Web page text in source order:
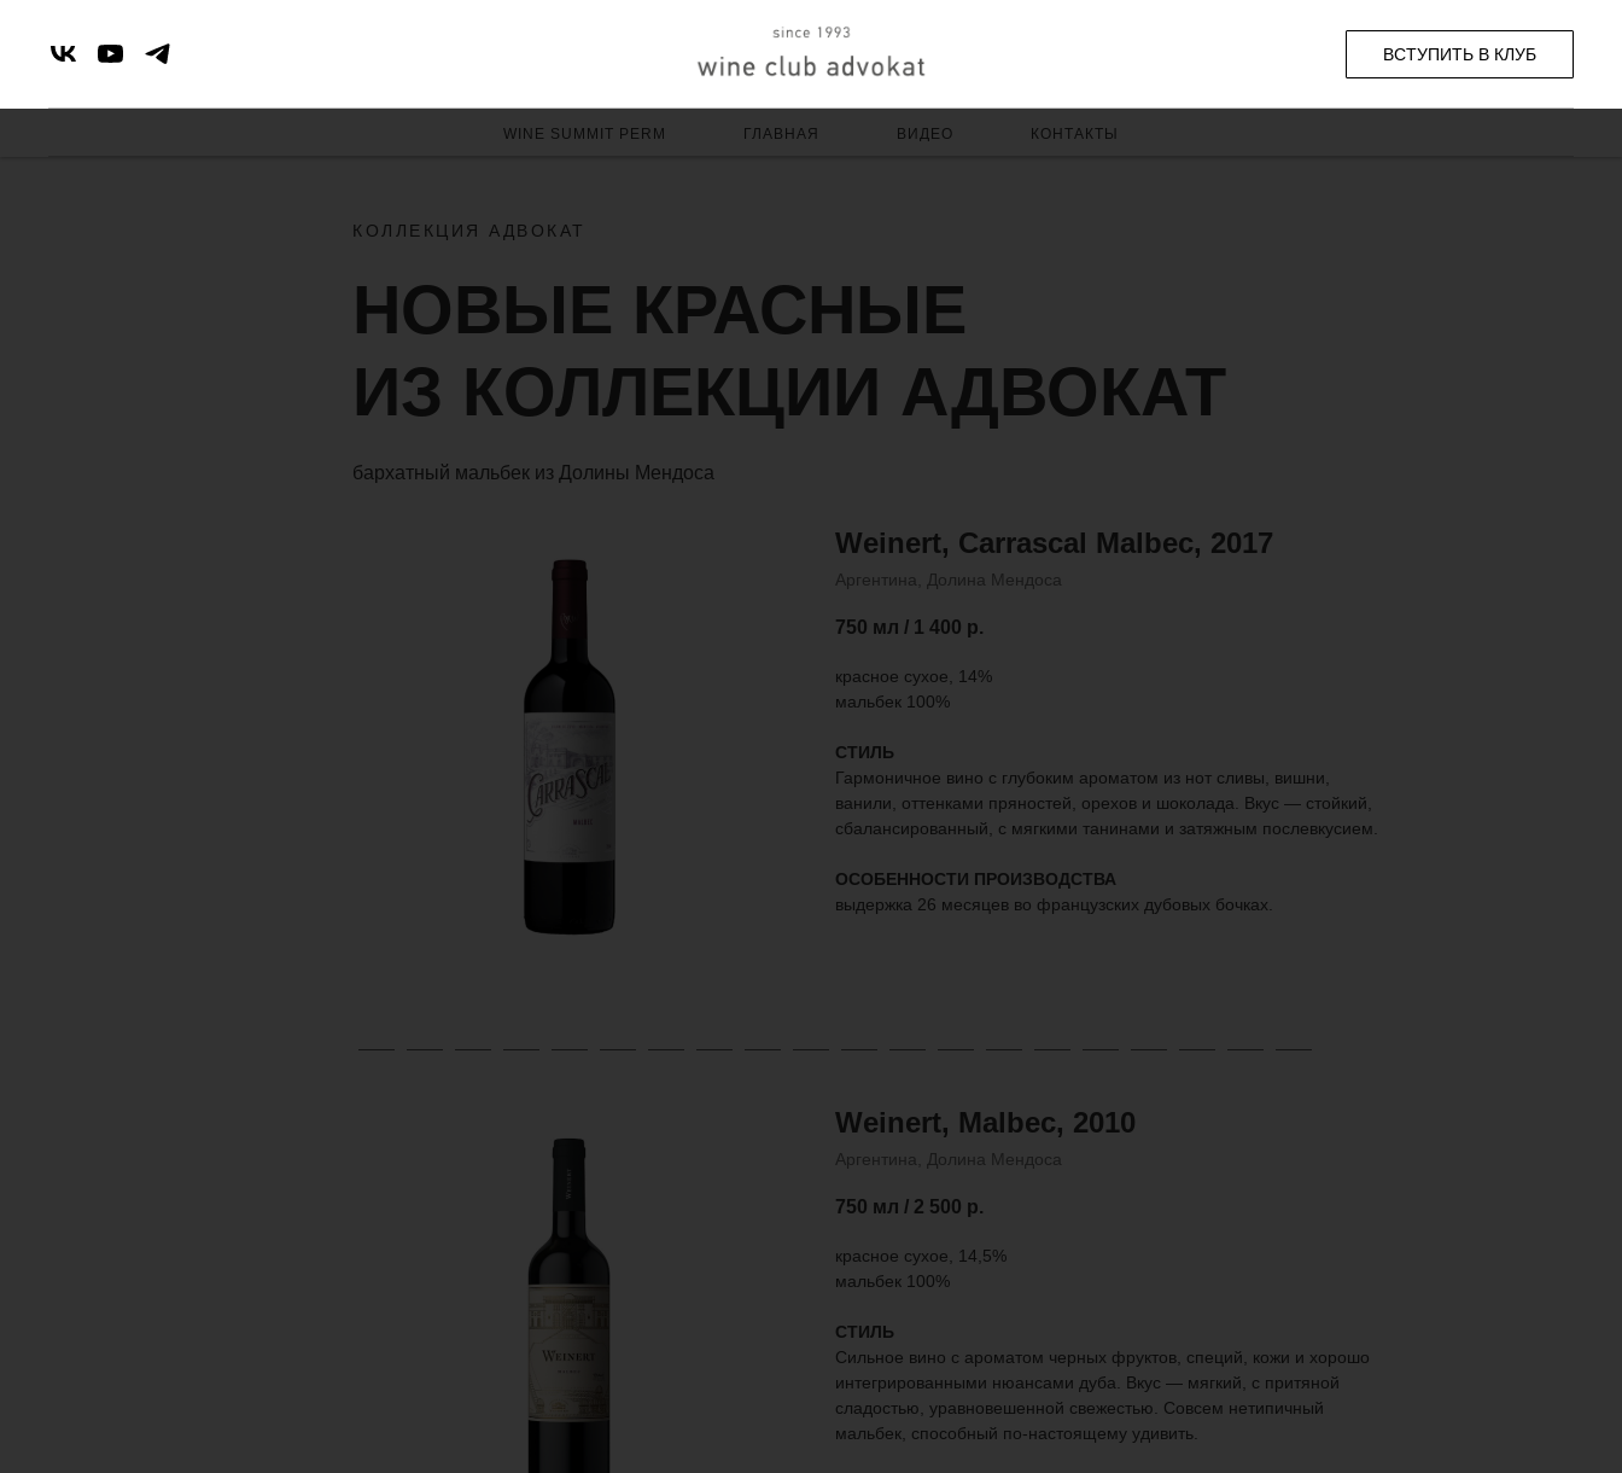
ВСТУПИТЬ В КЛУБ
WINE SUMMIT PERM ГЛАВНАЯ ВИДЕО КОНТАКТЫ
КОЛЛЕКЦИЯ АДВОКАТ
НОВЫЕ КРАСНЫЕ
ИЗ КОЛЛЕКЦИИ АДВОКАТ
бархатный мальбек из Долины Мендоса
Weinert, Carrascal Malbec, 2017
Аргентина, Долина Мендоса
750 мл / 1 400 р.
красное сухое, 14%
мальбек 100%
СТИЛЬ
Гармоничное вино с глубоким ароматом из нот сливы, вишни,
ванили, оттенками пряностей, орехов и шоколада. Вкус — стойкий,
сбалансированный, с мягкими танинами и затяжным послевкусием.
ОСОБЕННОСТИ ПРОИЗВОДСТВА
выдержка 26 месяцев во французских дубовых бочках.
Weinert, Malbec, 2010
Аргентина, Долина Мендоса
750 мл / 2 500 р.
красное сухое, 14,5%
мальбек 100%
СТИЛЬ
Сильное вино с ароматом черных фруктов, специй, кожи и хорошо
интегрированными нюансами дуба. Вкус — мягкий, с притяной
сладостью, уравновешенной свежестью. Совсем нетипичный
мальбек, способный по-настоящему удивить.